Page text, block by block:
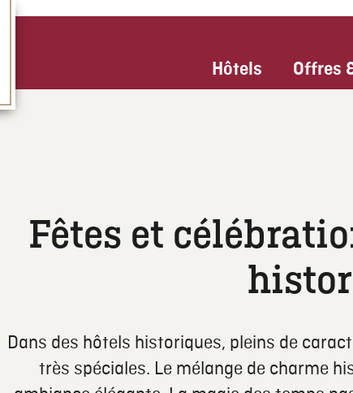
Hôtels Offres
Fêtes et
Dans des hôtels historiques, pleins de
très spéciales. Le mélange de charme